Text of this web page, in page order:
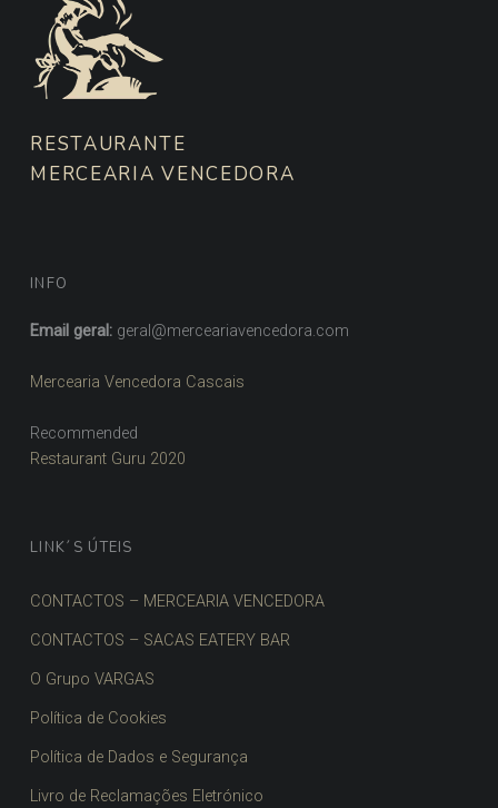
RESTAURANTE
MERCEARIA VENCEDORA
INFO
Email geral: geral@merceariavencedora.com
Mercearia Vencedora Cascais
Recommended
Restaurant Guru 2020
LINK´S ÚTEIS
CONTACTOS – MERCEARIA VENCEDORA
CONTACTOS – SACAS EATERY BAR
O Grupo VARGAS
Política de Cookies
Política de Dados e Segurança
Livro de Reclamações Eletrónico